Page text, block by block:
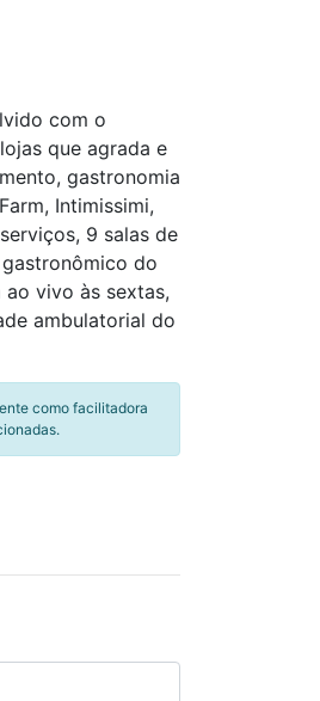
com o
que agrada e
gastronomia
Intimissimi,
9 salas de
do
vivo às sextas,
ambulatorial do
como facilitadora